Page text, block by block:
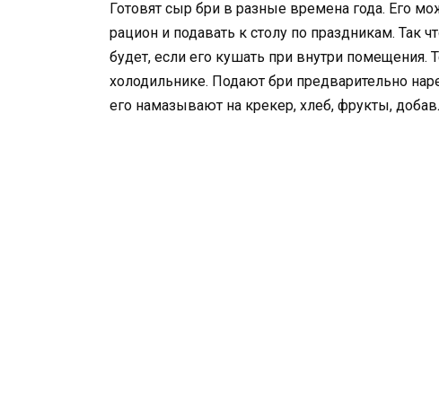
Готовят сыр бри в разные времена года. Его
рацион и подавать к столу по праздникам. Так
будет, если его кушать при внутри помещения.
холодильнике. Подают бри предварительно
его намазывают на крекер, хлеб, фрукты,